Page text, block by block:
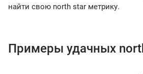
найти свою north star метрику.
Примеры удачных